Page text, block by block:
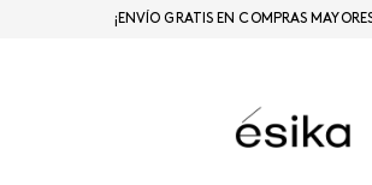
¡ENVÍO GRATIS EN COMPRAS